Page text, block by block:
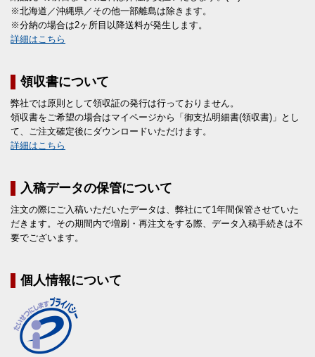
※北海道／沖縄県／その他一部離島は除きます。
※分納の場合は2ヶ所目以降送料が発生します。
詳細はこちら
領収書について
弊社では原則として領収証の発行は行っておりません。
領収書をご希望の場合はマイページから「御支払明細書(領収書)」とし
て、ご注文確定後にダウンロードいただけます。
詳細はこちら
入稿データの保管について
注文の際にご入稿いただいたデータは、弊社にて1年間保管させていた
だきます。その期間内で増刷・再注文をする際、データ入稿手続きは不
要でございます。
個人情報について